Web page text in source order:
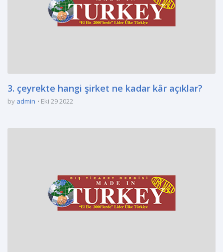
3. çeyrekte hangi şirket ne kadar kâr açıklar?
by admin Eki 29 2022